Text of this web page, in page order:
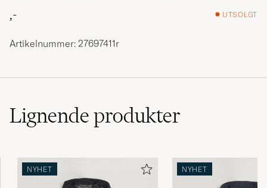
,-
UTSOLGT
Artikelnummer: 27697411r
Lignendeprodukter
NYHET NYHET